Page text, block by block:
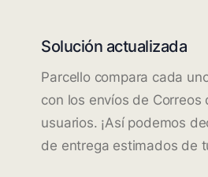
Solución actualizada
Parcello compara cada
con los envíos de Correos
usuarios. ¡Así podemos
de entrega estimados de